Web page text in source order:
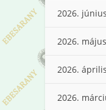
2026. június
2026. május
2026. április
2026.